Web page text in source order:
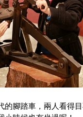
的腳踏車，兩人看得